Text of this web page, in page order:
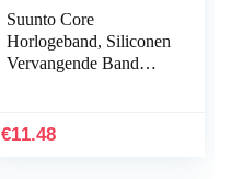
Suunto Core
Horlogeband, Siliconen
Vervangende Band
Horlogeband
€11.48